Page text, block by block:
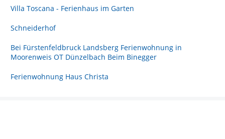
Villa Toscana - Ferienhaus im Garten
Schneiderhof
Bei Fürstenfeldbruck Landsberg Ferienwohnung in
Moorenweis OT Dünzelbach Beim Binegger
Ferienwohnung Haus Christa